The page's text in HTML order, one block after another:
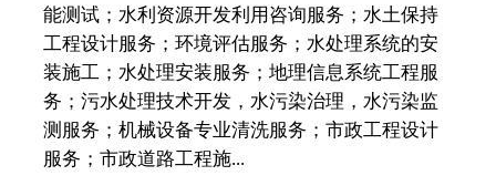
能测试；水利资源开发利用咨询服务；水土保持
工程设计服务；环境评估服务；水处理系统的安
装施工；水处理安装服务；地理信息系统工程服
务；污水处理技术开发，水污染治理，水污染监
测服务；机械设备专业清洗服务；市政工程设计
服务；市政道路工程施...